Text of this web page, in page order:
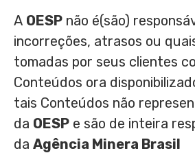
A OESP não é(são)
incorreções, atrasos ou
tomadas por seus clientes
Conteúdos ora
tais Conteúdos não
da OESP e são de inteira
da Agência Minera Brasil